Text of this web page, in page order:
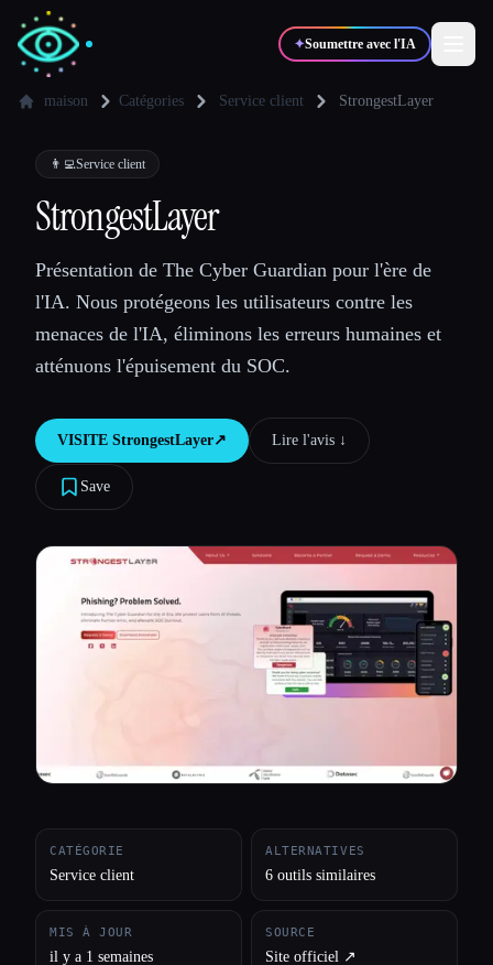
✦Soumettre avec l'IA
✍️Auteurs
💻 Développeurs
🎓Étudiants 🎬Créateurs
Blog
Comparer les outils
maison Catégories Service client StrongestLayer
👨‍💻Service client
StrongestLayer
Présentation de The Cyber Guardian pour l'ère de
l'IA. Nous protégeons les utilisateurs contre les
menaces de l'IA, éliminons les erreurs humaines et
atténuons l'épuisement du SOC.
VISITE StrongestLayer↗︎ Lire l'avis ↓︎
Save
CATÉGORIE
Service client
ALTERNATIVES
6 outils similaires
MIS À JOUR
il y a 1 semaines
SOURCE
Site officiel ↗︎